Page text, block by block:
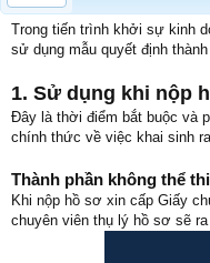
Trong tiến trình khởi sự kinh
sử dụng mẫu quyết định
1. Sử dụng khi nộp
Đây là thời điểm bắt buộc và
chính thức về việc khai sinh
Thành phần không thể
Khi nộp hồ sơ xin cấp Giấy
chuyên viên thụ lý hồ sơ sẽ